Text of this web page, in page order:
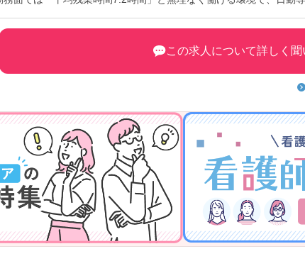
生活との両立◎（入社後）
きる職場です
制
になっています
応」
帰も安心
く相談しやすい雰囲気
この求人について詳しく聞